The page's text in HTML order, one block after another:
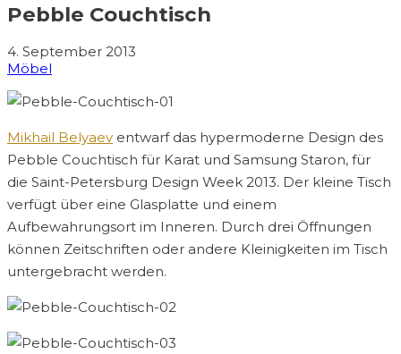
Pebble Couchtisch
4. September 2013
Möbel
Mikhail Belyaev entwarf das hypermoderne Design des
Pebble Couchtisch für Karat und Samsung Staron, für
die Saint-Petersburg Design Week 2013. Der kleine Tisch
verfügt über eine Glasplatte und einem
Aufbewahrungsort im Inneren. Durch drei Öffnungen
können Zeitschriften oder andere Kleinigkeiten im Tisch
untergebracht werden.